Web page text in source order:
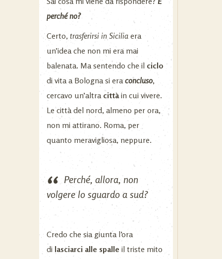
perché no?
Certo, trasferirsi in Sicilia era
un’idea che non mi era mai
balenata. Ma sentendo che il ciclo
di vita a Bologna si eraconcluso,
cercavo un’altra cittàin cui vivere.
Le città del nord, almeno per ora,
non mi attirano. Roma, per
quanto meravigliosa, neppure.
Perché, allora, non
volgere lo sguardo a sud?
Credo che sia giunta l’ora
di lasciarci alle spalle il triste mito